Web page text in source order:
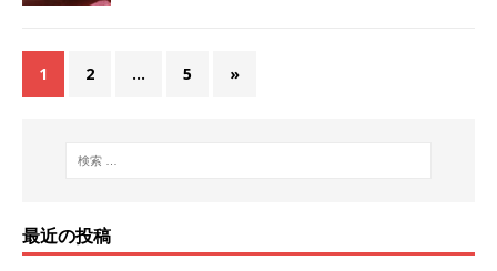
1 2 … 5 »
最近の投稿